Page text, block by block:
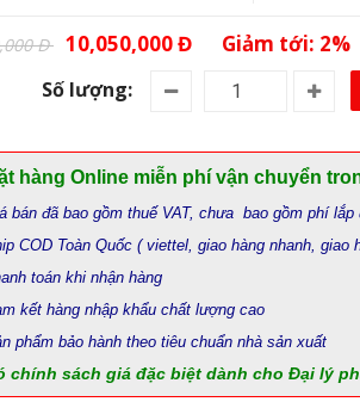
Đ 10,050,000 Đ Giảm tới: 2%
Số lượng:
hàng Online miễn phí vận chuyển
bán đã bao gồm thuế VAT, chưa bao gồm phí
COD Toàn Quốc ( viettel, giao hàng nhanh, giao
toán khi nhận hàng
kết hàng nhập khẩu chất lượng cao
phẩm bảo hành theo tiêu chuẩn nhà sản xuất
chính sách giá đặc biệt dành cho Đại lý